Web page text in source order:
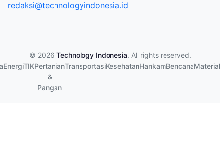
redaksi@technologyindonesia.id
© 2026 Technology Indonesia. All rights reserved.
EnergiTIKPertanian
&
Pangan
TransportasiKesehatanHankamBencanaMaterial